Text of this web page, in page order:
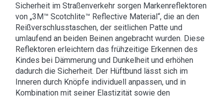
Sicherheit im Straßenverkehr sorgen Markenreflektoren
von „3M™ Scotchlite™ Reflective Material“, die an den
Reißverschlusstaschen, der seitlichen Patte und
umlaufend an beiden Beinen angebracht wurden. Diese
Reflektoren erleichtern das frühzeitige Erkennen des
Kindes bei Dämmerung und Dunkelheit und erhöhen
dadurch die Sicherheit. Der Hüftbund lässt sich im
Inneren durch Knöpfe individuell anpassen, und in
Kombination mit seiner Elastizität sowie den